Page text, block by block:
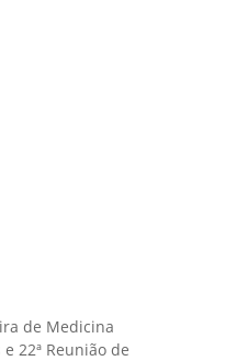
de Medicina
22ª Reunião de